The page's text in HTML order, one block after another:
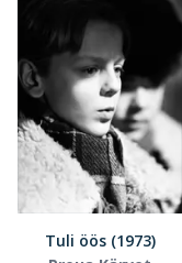
Tuli öös (1973)